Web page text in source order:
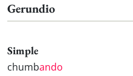
Gerundio
Simple
chumbando